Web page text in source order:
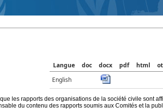
Langue doc docx pdf html
English
les rapports des organisations de la société civile sont
du contenu des rapports soumis aux Comités et la